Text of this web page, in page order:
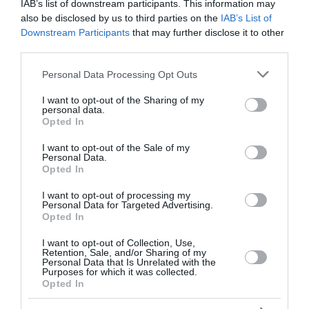
IAB’s list of downstream participants. This information may
also be disclosed by us to third parties on the IAB’s List of
Downstream Participants that may further disclose it to other
Please note that this website/app uses one or more Google
not limited to your visit or usage behaviour. You may click to
grant or deny consent to Google and its third-party tags to
use your data for below specified purposes in below Google
consent section.
Personal Data Processing Opt Outs
I want to opt-out of the Sharing of my
personal data.
Opted In
I want to opt-out of the Sale of my
Personal Data.
Opted In
I want to opt-out of processing my
Personal Data for Targeted Advertising.
Opted In
I want to opt-out of Collection, Use,
Retention, Sale, and/or Sharing of my
Personal Data that Is Unrelated with the
Purposes for which it was collected.
Opted In
Ο Διευθυντής Ψηφιακής Επικοινωνίας του
Πρωθυπουργού Νίκος Ρωμανός, απαντά στην
κριτική της αντιπολίτευσης για την πορεία της
ελληνικής οικονομίας, κατηγορώντας την ότι